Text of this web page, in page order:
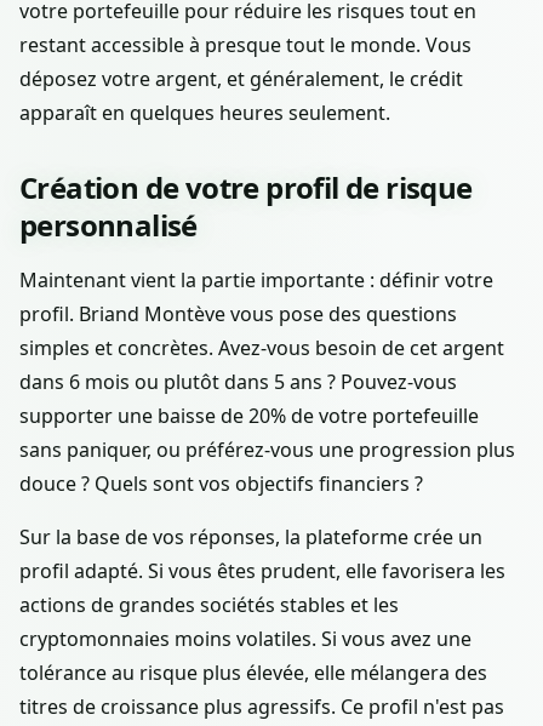
votre portefeuille pour réduire les risques tout en
restant accessible à presque tout le monde. Vous
déposez votre argent, et généralement, le crédit
apparaît en quelques heures seulement.
Création de votre profil de risque
personnalisé
Maintenant vient la partie importante : définir votre
profil. Briand Montève vous pose des questions
simples et concrètes. Avez-vous besoin de cet argent
dans 6 mois ou plutôt dans 5 ans ? Pouvez-vous
supporter une baisse de 20% de votre portefeuille
sans paniquer, ou préférez-vous une progression plus
douce ? Quels sont vos objectifs financiers ?
Sur la base de vos réponses, la plateforme crée un
profil adapté. Si vous êtes prudent, elle favorisera les
actions de grandes sociétés stables et les
cryptomonnaies moins volatiles. Si vous avez une
tolérance au risque plus élevée, elle mélangera des
titres de croissance plus agressifs. Ce profil n'est pas